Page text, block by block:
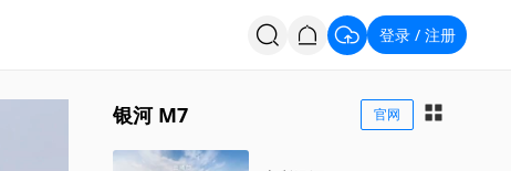
登录 / 注册
银河 M7 官网